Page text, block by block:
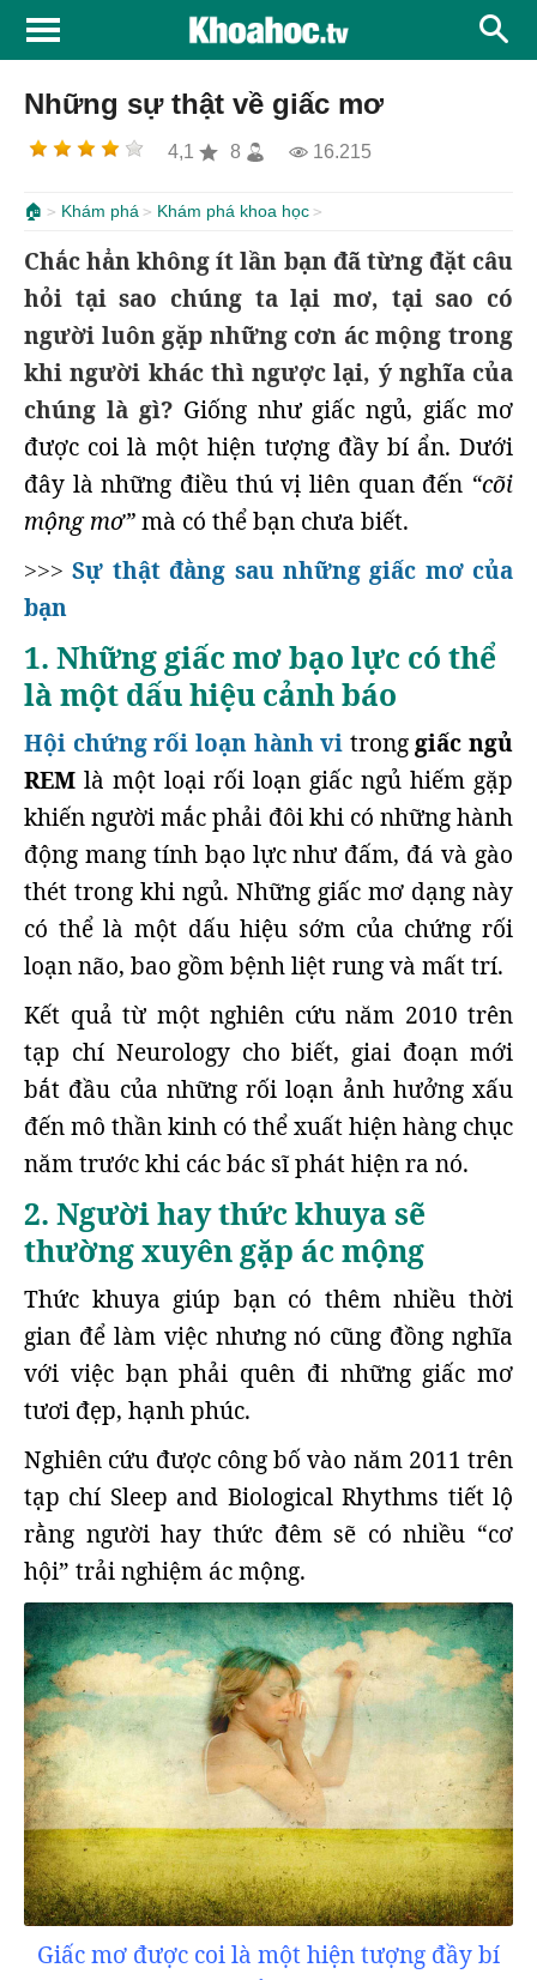
Những sự thật về giấc mơ
4,1 8 16.215
🏠 Khám phá Khám phá khoa học
Chắc hẳn không ít lần bạn đã từng đặt câu
hỏi tại sao chúng ta lại mơ, tại sao có
người luôn gặp những cơn ác mộng trong
khi người khác thì ngược lại, ý nghĩa của
chúng là gì?Giống như giấc ngủ, giấc mơ
được coi là một hiện tượng đầy bí ẩn. Dưới
đây là những điều thú vị liên quan đến “cõi
mộng mơ”mà có thể bạn chưa biết.
>>> Sự thật đằng sau những giấc mơ của
bạn
1. Những giấc mơ bạo lực có thể
là một dấu hiệu cảnh báo
Hội chứng rối loạn hành vi trong giấc ngủ
REM là một loại rối loạn giấc ngủ hiếm gặp
khiến người mắc phải đôi khi có những hành
động mang tính bạo lực như đấm, đá và gào
thét trong khi ngủ. Những giấc mơ dạng này
có thể là một dấu hiệu sớm của chứng rối
loạn não, bao gồm bệnh liệt rung và mất trí.
Kết quả từ một nghiên cứu năm 2010 trên
tạp chí Neurology cho biết, giai đoạn mới
bắt đầu của những rối loạn ảnh hưởng xấu
đến mô thần kinh có thể xuất hiện hàng chục
năm trước khi các bác sĩ phát hiện ra nó.
2. Người hay thức khuya sẽ
thường xuyên gặp ác mộng
Thức khuya giúp bạn có thêm nhiều thời
gian để làm việc nhưng nó cũng đồng nghĩa
với việc bạn phải quên đi những giấc mơ
tươi đẹp, hạnh phúc.
Nghiên cứu được công bố vào năm 2011 trên
tạp chí Sleep and Biological Rhythms tiết lộ
rằng người hay thức đêm sẽ có nhiều “cơ
hội” trải nghiệm ác mộng.
Giấc mơ được coi là một hiện tượng đầy bí